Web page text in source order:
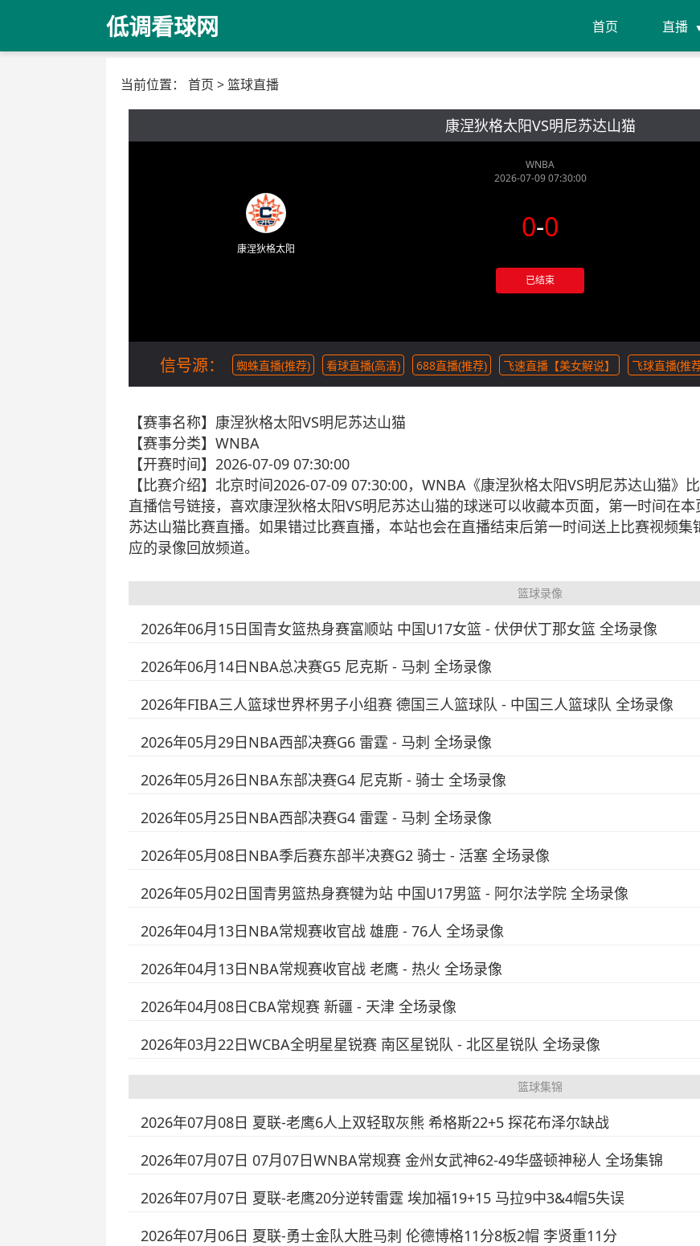
低调看球网 首页 直播
当前位置： 首页 >篮球直播
康涅狄格太阳VS明尼苏达山猫
WNBA
2026-07-09 07:30:00
康涅狄格太阳
0-0
已结束
信号源： 蜘蛛直播(推荐) 看球直播(高清) 688直播(推荐) 飞速直播【美女解说】 飞球直播(推
【赛事名称】 康涅狄格太阳VS明尼苏达山猫
【赛事分类】 WNBA
【开赛时间】 2026-07-09 07:30:00
【比赛介绍】 北京时间2026-07-09 07:30:00，WNBA《康涅狄格太阳VS明尼苏达山猫》
直播信号链接，喜欢康涅狄格太阳VS明尼苏达山猫的球迷可以收藏本页面，第一时间在
苏达山猫比赛直播。如果错过比赛直播，本站也会在直播结束后第一时间送上比赛视频
应的录像回放频道。
篮球录像
2026年06月15日国青女篮热身赛富顺站 中国U17女篮 - 伏伊伏丁那女篮 全场录像
2026年06月14日NBA总决赛G5 尼克斯 - 马刺 全场录像
2026年FIBA三人篮球世界杯男子小组赛 德国三人篮球队 - 中国三人篮球队 全场录像
2026年05月29日NBA西部决赛G6 雷霆 - 马刺 全场录像
2026年05月26日NBA东部决赛G4 尼克斯 - 骑士 全场录像
2026年05月25日NBA西部决赛G4 雷霆 - 马刺 全场录像
2026年05月08日NBA季后赛东部半决赛G2 骑士 - 活塞 全场录像
2026年05月02日国青男篮热身赛犍为站 中国U17男篮 - 阿尔法学院 全场录像
2026年04月13日NBA常规赛收官战 雄鹿 - 76人 全场录像
2026年04月13日NBA常规赛收官战 老鹰 - 热火 全场录像
2026年04月08日CBA常规赛 新疆 - 天津 全场录像
2026年03月22日WCBA全明星星锐赛 南区星锐队 - 北区星锐队 全场录像
篮球集锦
2026年07月08日 夏联-老鹰6人上双轻取灰熊 希格斯22+5 探花布泽尔缺战
2026年07月07日 07月07日WNBA常规赛 金州女武神62-49华盛顿神秘人 全场集锦
2026年07月07日 夏联-老鹰20分逆转雷霆 埃加福19+15 马拉9中3&4帽5失误
2026年07月06日 夏联-勇士金队大胜马刺 伦德博格11分8板2帽 李贤重11分